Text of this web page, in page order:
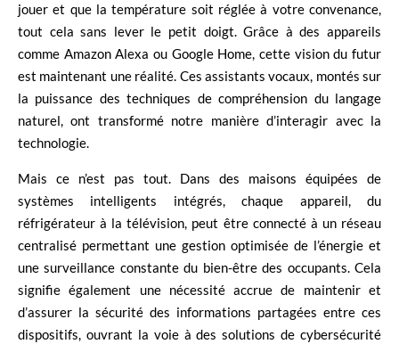
jouer et que la température soit réglée à votre convenance,
tout cela sans lever le petit doigt. Grâce à des appareils
comme Amazon Alexa ou Google Home, cette vision du futur
est maintenant une réalité. Ces assistants vocaux, montés sur
la puissance des techniques de compréhension du langage
naturel, ont transformé notre manière d’interagir avec la
technologie.
Mais ce n’est pas tout. Dans des maisons équipées de
systèmes intelligents intégrés, chaque appareil, du
réfrigérateur à la télévision, peut être connecté à un réseau
centralisé permettant une gestion optimisée de l’énergie et
une surveillance constante du bien-être des occupants. Cela
signifie également une nécessité accrue de maintenir et
d’assurer la sécurité des informations partagées entre ces
dispositifs, ouvrant la voie à des solutions de cybersécurité